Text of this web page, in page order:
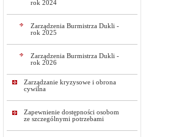
rok 2024
Zarządzenia Burmistrza Dukli -
rok 2025
Zarządzenia Burmistrza Dukli -
rok 2026
Zarządzanie kryzysowe i obrona
cywilna
Zapewnienie dostępności osobom
ze szczególnymi potrzebami